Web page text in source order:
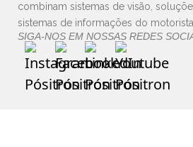
combinam sistemas de visão,
sistemas de informações do motorista.
SIGA-NOS EM NOSSAS REDES